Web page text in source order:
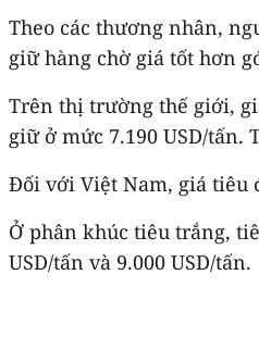
Theo các thương nhân,
giữ hàng chờ giá tốt hơn
Trên thị trường thế giới,
giữ ở mức 7.190 USD/tấn.
Đối với Việt Nam, giá tiêu
Ở phân khúc tiêu trắng,
USD/tấn và 9.000 USD/tấn.